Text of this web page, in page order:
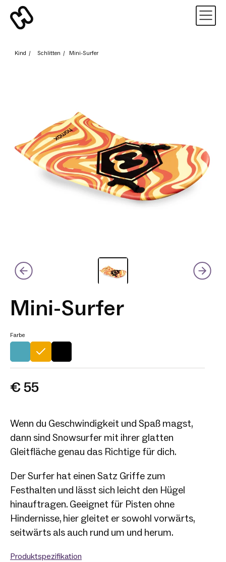
Kind / Schlitten / Mini-Surfer
Mini-Surfer
Wenn du Geschwindigkeit und Spaß magst,
dann sind Snowsurfer mit ihrer glatten
Gleitfläche genau das Richtige für dich.
Der Surfer hat einen Satz Griffe zum
Festhalten und lässt sich leicht den Hügel
hinauftragen. Geeignet für Pisten ohne
Hindernisse, hier gleitet er sowohl vorwärts,
seitwärts als auch rund um und herum.
Produktspezifikation
Farbe
€ 55